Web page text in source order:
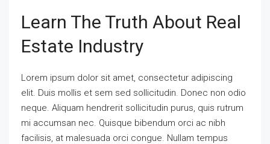
Learn The Truth About Real
Estate Industry
Lorem ipsum dolor sit amet, consectetur adipiscing
elit. Duis mollis et sem sed sollicitudin. Donec non odio
neque. Aliquam hendrerit sollicitudin purus, quis rutrum
mi accumsan nec. Quisque bibendum orci ac nibh
facilisis, at malesuada orci congue. Nullam tempus